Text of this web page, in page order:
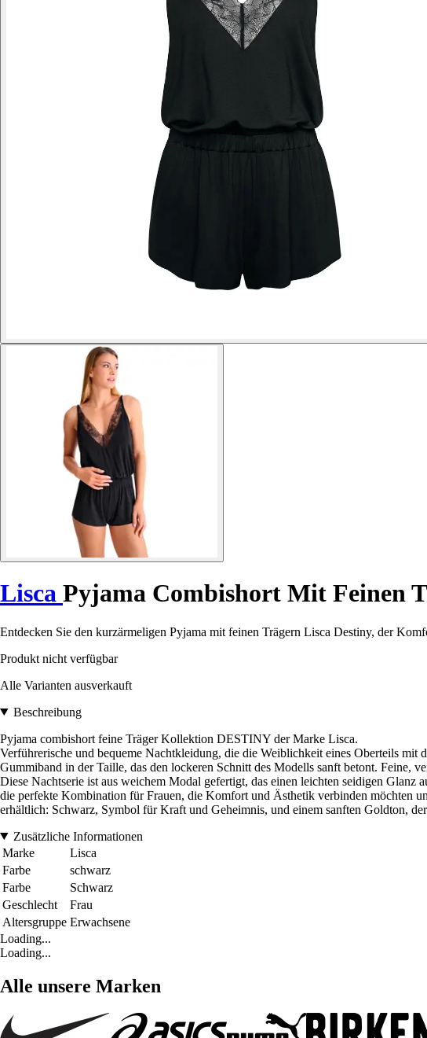
Lisca Pyjama Combishort Mit Feinen
Entdecken Sie den kurzärmeligen Pyjama mit feinen Trägern Lisca Destiny, der
Produkt nicht verfügbar
Alle Varianten ausverkauft
Beschreibung
Pyjama combishort feine Träger Kollektion DESTINY der Marke Lisca.
Verführerische und bequeme Nachtkleidung, die die Weiblichkeit eines Oberteils
Gummiband in der Taille, das den lockeren Schnitt des Modells sanft betont. Feine,
Diese Nachtserie ist aus weichem Modal gefertigt, das einen leichten seidigen
die perfekte Kombination für Frauen, die Komfort und Ästhetik verbinden möchten
erhältlich: Schwarz, Symbol für Kraft und Geheimnis, und einem sanften Goldton,
Zusätzliche Informationen
Marke
Lisca
Farbe
schwarz
Farbe
Schwarz
Geschlecht
Frau
Altersgruppe Erwachsene
Loading...
Loading...
Alle unsere Marken